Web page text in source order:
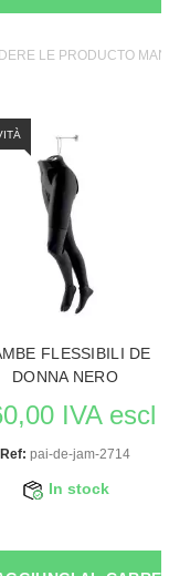
LE PRODUCTO
FLESSIBILI DE
DONNA NERO
IVA escl
Ref: pai-de-jam-2714
In stock